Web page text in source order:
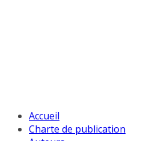
Accueil
Charte de publication